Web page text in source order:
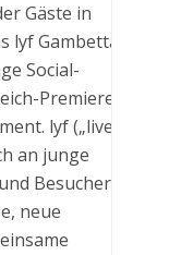
Gäste in
lyf Gambetta
Social-
Premiere
lyf („live
an junge
Besucher,
neue